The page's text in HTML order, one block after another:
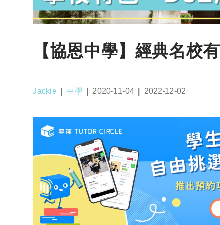
【協恩中學】經典名校
Post
Jackie
Post
中學
Post
2020-11-04
Post
2022-12-02